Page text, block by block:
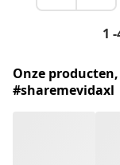
1
Onze
#sharemevidaxl